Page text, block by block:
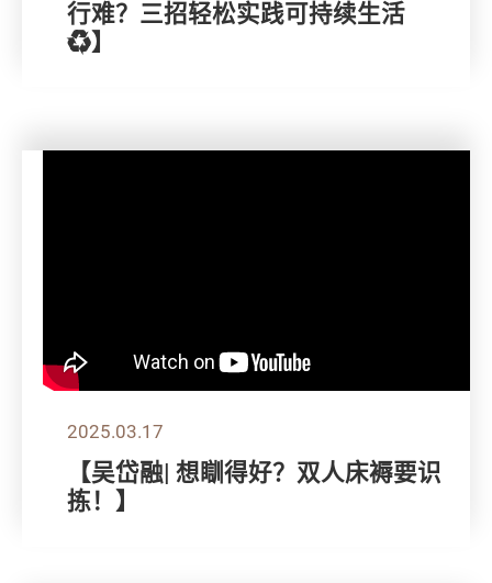
行难？三招轻松实践可持续生活
♻️】
2025.03.17
【吴岱融| 想瞓得好？双人床褥要识
拣！】